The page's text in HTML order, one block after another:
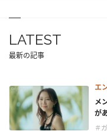
LATEST
最新の記事
エ
メ
が
＃